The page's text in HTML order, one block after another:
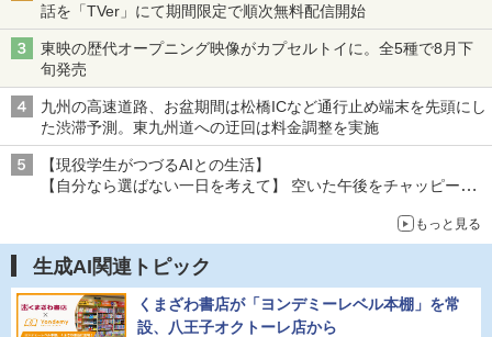
話を「TVer」にて期間限定で順次無料配信開始
東映の歴代オープニング映像がカプセルトイに。全5種で8月下
旬発売
九州の高速道路、お盆期間は松橋ICなど通行止め端末を先頭にし
た渋滞予測。東九州道への迂回は料金調整を実施
【現役学生がつづるAIとの生活】
【自分なら選ばない一日を考えて】 空いた午後をチャッピーに
もっと見る
生成AI関連トピック
くまざわ書店が「ヨンデミーレベル本棚」を常
設、八王子オクトーレ店から